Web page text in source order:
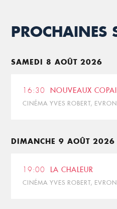
PROCHAINES
SAMEDI 8 AOÛT 2026
16:30 NOUVEAUX
CINÉMA YVES ROBERT, EVRON
DIMANCHE 9 AOÛT 2026
19:00 LA CHALEUR
CINÉMA YVES ROBERT, EVRON